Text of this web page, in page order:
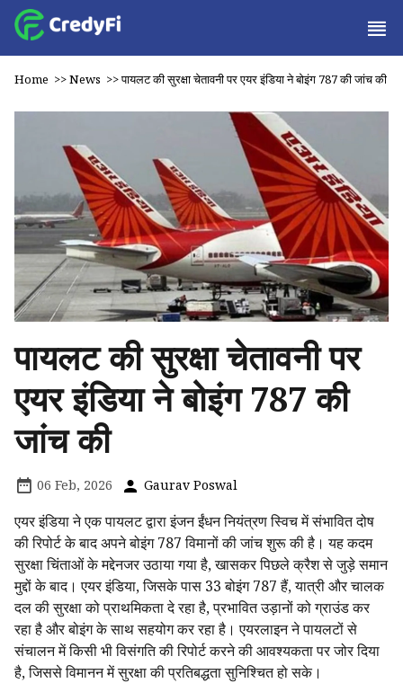
Home >>News >>पायलट की सुरक्षा चेतावनी पर एयर इंडिया ने बोइंग 787 की जांच की
पायलट की सुरक्षा चेतावनी पर
एयर इंडिया ने बोइंग 787 की
जांच की
06 Feb, 2026 Gaurav Poswal
एयर इंडिया ने एक पायलट द्वारा इंजन ईंधन नियंत्रण स्विच में संभावित दोष
की रिपोर्ट के बाद अपने बोइंग 787 विमानों की जांच शुरू की है। यह कदम
सुरक्षा चिंताओं के मद्देनजर उठाया गया है, खासकर पिछले क्रैश से जुड़े समान
मुद्दों के बाद। एयर इंडिया, जिसके पास 33 बोइंग 787 हैं, यात्री और चालक
दल की सुरक्षा को प्राथमिकता दे रहा है, प्रभावित उड़ानों को ग्राउंड कर
रहा है और बोइंग के साथ सहयोग कर रहा है। एयरलाइन ने पायलटों से
संचालन में किसी भी विसंगति की रिपोर्ट करने की आवश्यकता पर जोर दिया
है, जिससे विमानन में सुरक्षा की प्रतिबद्धता सुनिश्चित हो सके।